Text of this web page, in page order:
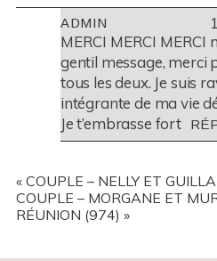
ADMIN
MERCI MERCI
gentil message, merci
tous les deux. Je suis
intégrante de ma vie
Je t’embrasse fort
« COUPLE – NELLY ET
COUPLE – MORGANE ET
RÉUNION (974) »